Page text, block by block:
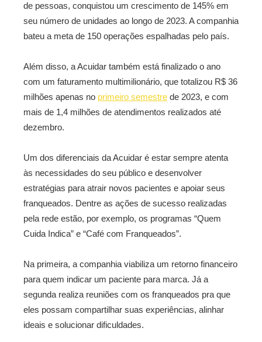
de pessoas, conquistou um crescimento de 145% em
seu número de unidades ao longo de 2023. A companhia
bateu a meta de 150 operações espalhadas pelo país.
Além disso, a Acuidar também está finalizado o ano
com um faturamento multimilionário, que totalizou R$ 36
milhões apenas no primeiro semestre de 2023, e com
mais de 1,4 milhões de atendimentos realizados até
dezembro.
Um dos diferenciais da Acuidar é estar sempre atenta
às necessidades do seu público e desenvolver
estratégias para atrair novos pacientes e apoiar seus
franqueados. Dentre as ações de sucesso realizadas
pela rede estão, por exemplo, os programas “Quem
Cuida Indica” e “Café com Franqueados”.
Na primeira, a companhia viabiliza um retorno financeiro
para quem indicar um paciente para marca. Já a
segunda realiza reuniões com os franqueados pra que
eles possam compartilhar suas experiências, alinhar
ideais e solucionar dificuldades.